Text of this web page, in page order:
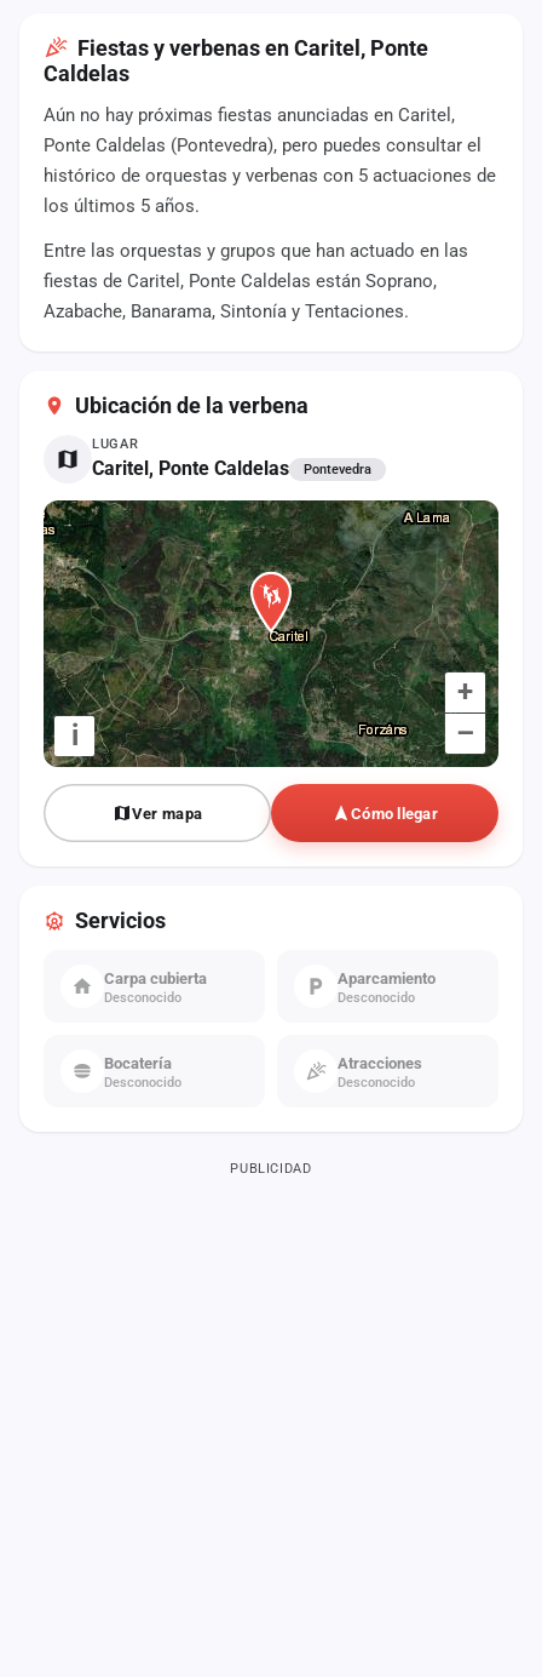
Fiestas y verbenas en Caritel, Ponte
Caldelas
Aún no hay próximas fiestas anunciadas en Caritel,
Ponte Caldelas (Pontevedra), pero puedes consultar el
histórico de orquestas y verbenas con 5 actuaciones de
los últimos 5 años.
Entre las orquestas y grupos que han actuado en las
fiestas de Caritel, Ponte Caldelas están Soprano,
Azabache, Banarama, Sintonía y Tentaciones.
Ubicación de la verbena
LUGAR
Caritel, Ponte Caldelas Pontevedra
+
–
i
Ver mapa Cómo llegar
Servicios
Carpa cubierta
Desconocido
Aparcamiento
Desconocido
Bocatería
Desconocido
Atracciones
Desconocido
PUBLICIDAD
Rankings
Anuncios
sesión
Crear
cuenta
Contacto